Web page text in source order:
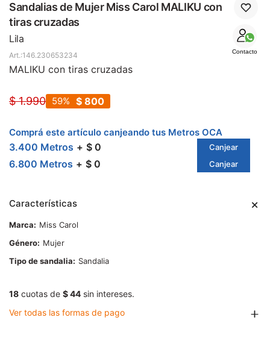
Sandalias de Mujer Miss Carol MALIKU con
tiras cruzadas
Lila
Contacto
146.230653234
MALIKU con tiras cruzadas
$ 1.990 $ 800
59
Comprá este artículo canjeando tus Metros OCA
3.400 Metros $ 0 Canjear
6.800 Metros $ 0 Canjear
Características
Marca
Miss Carol
Género
Mujer
Tipo de sandalia
Sandalia
18 cuotas de $ 44 sin intereses.
Ver todas las formas de pago